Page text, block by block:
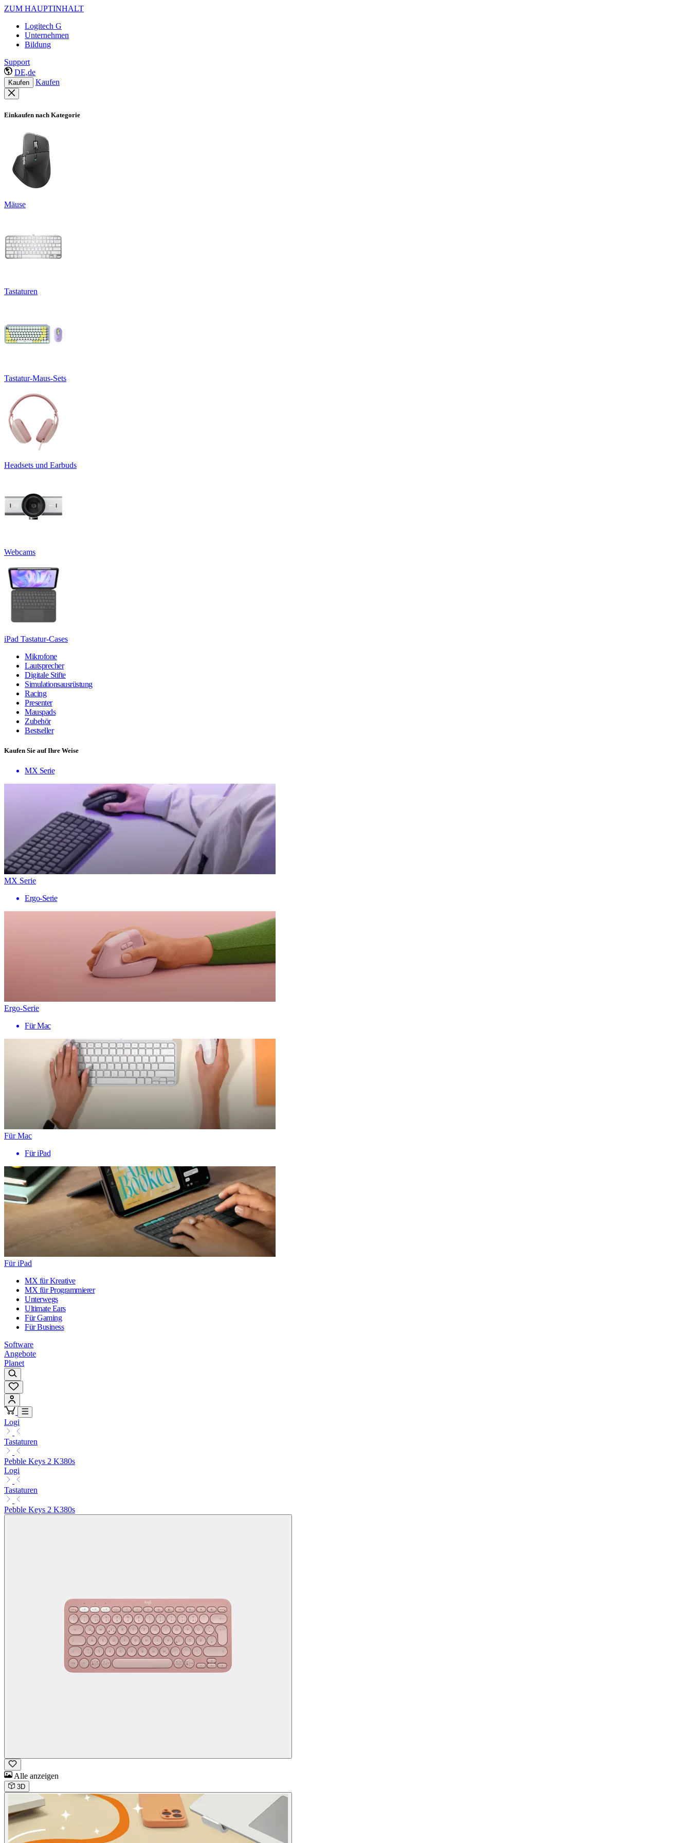
ZUM HAUPTINHALT
Logitech G
Unternehmen
Bildung
Support
DE,de
Kaufen Kaufen
Einkaufen nach Kategorie
Mäuse
Tastaturen
Tastatur-Maus-Sets
Headsets und Earbuds
Webcams
iPad Tastatur-Cases
Mikrofone
Lautsprecher
Digitale Stifte
Simulationsausrüstung
Racing
Presenter
Mauspads
Zubehör
Bestseller
Kaufen Sie auf Ihre Weise
MX Serie
MX Serie
Ergo-Serie
Ergo-Serie
Für Mac
Für Mac
Für iPad
Für iPad
MX für Kreative
MX für Programmierer
Unterwegs
Ultimate Ears
Für Gaming
Für Business
Software
Angebote
Planet
Logi
Tastaturen
Pebble Keys 2 K380s
Logi
Tastaturen
Pebble Keys 2 K380s
Alle anzeigen
3D